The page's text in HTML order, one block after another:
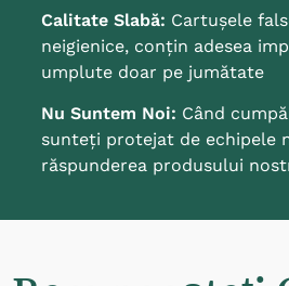
Calitate Slabă: Cartușele
neigienice, conțin adesea
umplute doar pe jumătate
Nu Suntem Noi: Când
sunteți protejat de echipele
răspunderea produsului